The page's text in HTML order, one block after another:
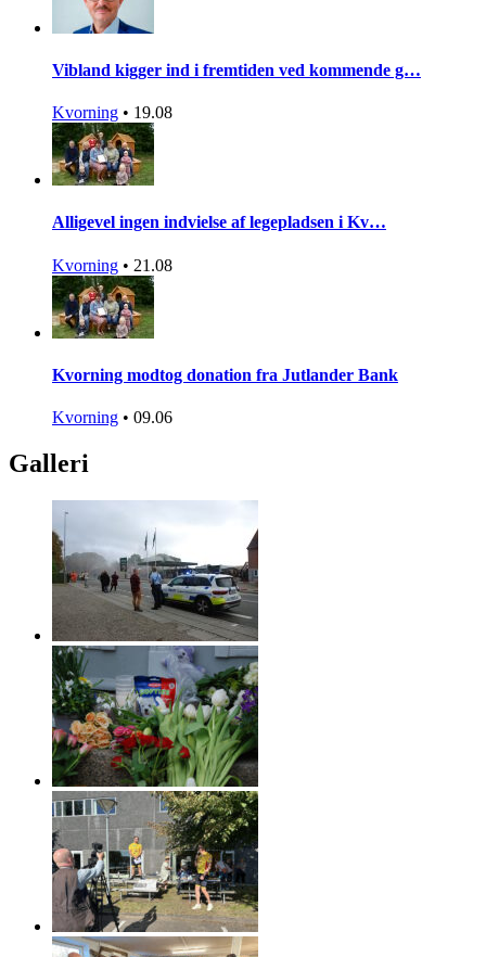
Vibland kigger ind i fremtiden ved kommende g…
Kvorning • 19.08
Alligevel ingen indvielse af legepladsen i Kv…
Kvorning • 21.08
Kvorning modtog donation fra Jutlander Bank
Kvorning • 09.06
Galleri